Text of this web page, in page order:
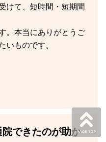
けて、短時間・短期間
。本当にありがとうご
いものです。
院できたのが助か